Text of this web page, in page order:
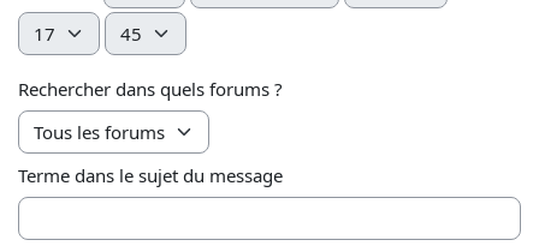
Heure
Minute
Rechercher dans quels forums ?
Terme dans le sujet du message